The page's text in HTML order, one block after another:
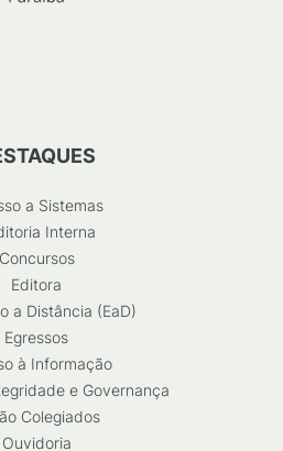
a Sistemas
Interna
Concursos
Editora
a Distância (EaD)
Egressos
à Informação
e Governança
Colegiados
Ouvidoria